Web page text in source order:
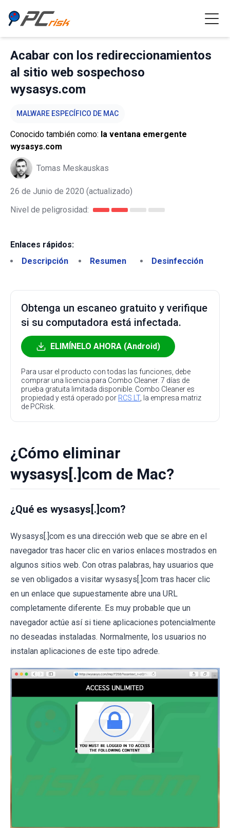
Acabar con los redireccionamientos
al sitio web sospechoso
wysasys.com
MALWARE ESPECÍFICO DE MAC
Conocido también como: la ventana emergente
wysasys.com
Tomas Meskauskas
26 de Junio de 2020 (actualizado)
Nivel de peligrosidad:
Enlaces rápidos:
Descripción
Resumen Desinfección
Obtenga un escaneo gratuito y verifique
si su computadora está infectada.
ELIMÍNELO AHORA (Android)
Para usar el producto con todas las funciones, debe
comprar una licencia para Combo Cleaner. 7 días de
prueba gratuita limitada disponible. Combo Cleaner es
propiedad y está operado por RCS LT, la empresa matriz
de PCRisk.
¿Cómo eliminar
wysasys[.]com de Mac?
¿Qué es wysasys[.]com?
Wysasys[.]com es una dirección web que se abre en el
navegador tras hacer clic en varios enlaces mostrados en
algunos sitios web. Con otras palabras, hay usuarios que
se ven obligados a visitar wysasys[.]com tras hacer clic
en un enlace que supuestamente abre una URL
completamente diferente. Es muy probable que un
navegador actúe así si tiene aplicaciones potencialmente
no deseadas instaladas. Normalmente, los usuarios no
instalan aplicaciones de este tipo adrede.